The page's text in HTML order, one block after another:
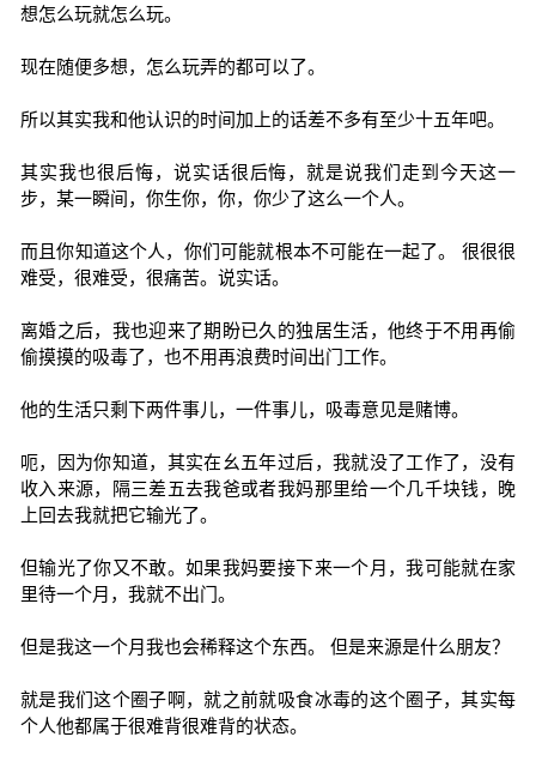
想怎么玩就怎么玩。
现在随便多想，怎么玩弄的都可以了。
所以其实我和他认识的时间加上的话差不多有至少十五年吧。
其实我也很后悔，说实话很后悔，就是说我们走到今天这一
步，某一瞬间，你生你，你，你少了这么一个人。
而且你知道这个人，你们可能就根本不可能在一起了。 很很很
难受，很难受，很痛苦。说实话。
离婚之后，我也迎来了期盼已久的独居生活，他终于不用再偷
偷摸摸的吸毒了，也不用再浪费时间出门工作。
他的生活只剩下两件事儿，一件事儿，吸毒意见是赌博。
呃，因为你知道，其实在幺五年过后，我就没了工作了，没有
收入来源，隔三差五去我爸或者我妈那里给一个几千块钱，晚
上回去我就把它输光了。
但输光了你又不敢。如果我妈要接下来一个月，我可能就在家
里待一个月，我就不出门。
但是我这一个月我也会稀释这个东西。 但是来源是什么朋友？
就是我们这个圈子啊，就之前就吸食冰毒的这个圈子，其实每
个人他都属于很难背很难背的状态。